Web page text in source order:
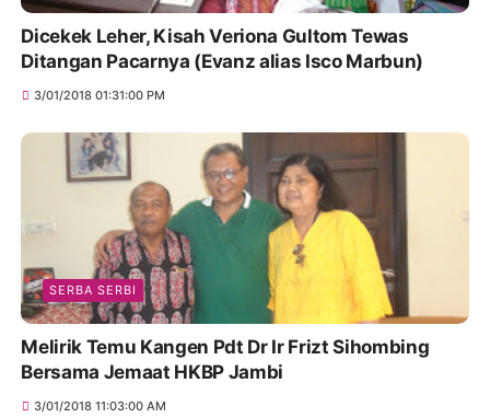
Dicekek Leher, Kisah Veriona Gultom Tewas
Ditangan Pacarnya (Evanz alias Isco Marbun)
3/01/2018 01:31:00 PM
SERBA SERBI
Melirik Temu Kangen Pdt Dr Ir Frizt Sihombing
Bersama Jemaat HKBP Jambi
3/01/2018 11:03:00 AM